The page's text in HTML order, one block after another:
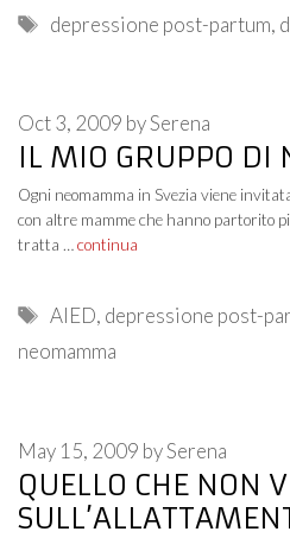
Tags
depressione post-partum,
IL MIO GRUPPO DI
Oct 3, 2009 bySerena
Ogni neomamma in Svezia viene
con altre mamme che hanno partorito
tratta …continua
Tags
AIED, depressione post-
neomamma
QUELLO CHE NON
May 15, 2009 bySerena